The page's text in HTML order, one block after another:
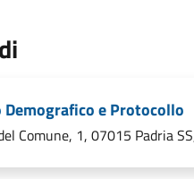
e Protocollo
Comune, 1, 07015 Padria